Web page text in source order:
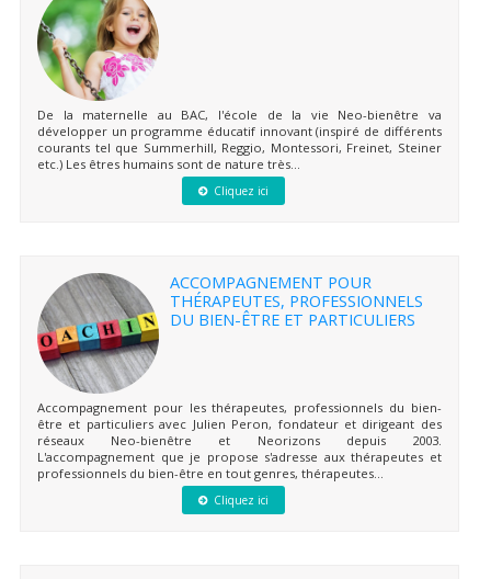
De la maternelle au BAC, l'école de la vie Neo-bienêtre va
développer un programme éducatif innovant (inspiré de différents
courants tel que Summerhill, Reggio, Montessori, Freinet, Steiner
etc.) Les êtres humains sont de nature très...
Cliquez ici
ACCOMPAGNEMENT POUR
THÉRAPEUTES, PROFESSIONNELS
DU BIEN-ÊTRE ET PARTICULIERS
Accompagnement pour les thérapeutes, professionnels du bien-
être et particuliers avec Julien Peron, fondateur et dirigeant des
réseaux Neo-bienêtre et Neorizons depuis 2003.
L'accompagnement que je propose s'adresse aux thérapeutes et
professionnels du bien-être en tout genres, thérapeutes...
Cliquez ici